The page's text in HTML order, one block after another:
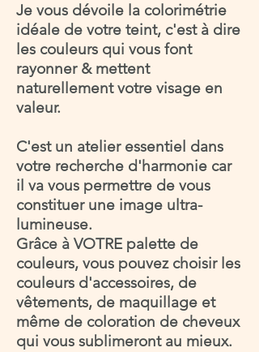
Prête pour un atelier?
Une question?
Je vous recontacte dans la
Je vous dévoile la colorimétrie
idéale de votre teint, c'est à dire
les couleurs qui vous font
rayonner & mettent
naturellement votre visage en
valeur.
C'est un atelier essentiel dans
votre recherche d'harmonie car
il va vous permettre de vous
constituer une image ultra-
lumineuse.
Grâce à VOTRE palette de
couleurs, vous pouvez choisir les
couleurs d'accessoires, de
vêtements, de maquillage et
même de coloration de cheveux
qui vous sublimeront au mieux.